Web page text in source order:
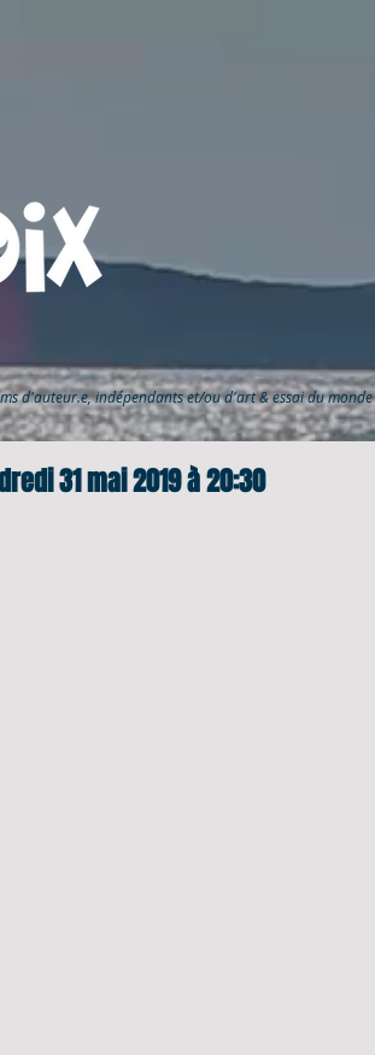
31 mai 2019 à 20:30
d'auteur.e, indépendants et/ou d'art & essai du